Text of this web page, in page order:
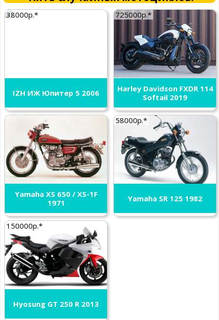
38000р.*
IZH ИЖ Юпитер 5 2006
725000р.*
Harley Davidson FXDR 114
Softail 2019
Yamaha XS 650 / XS-1F
1971
58000р.*
Yamaha SR 125 1982
150000р.*
Hyosung GT 250 R 2013